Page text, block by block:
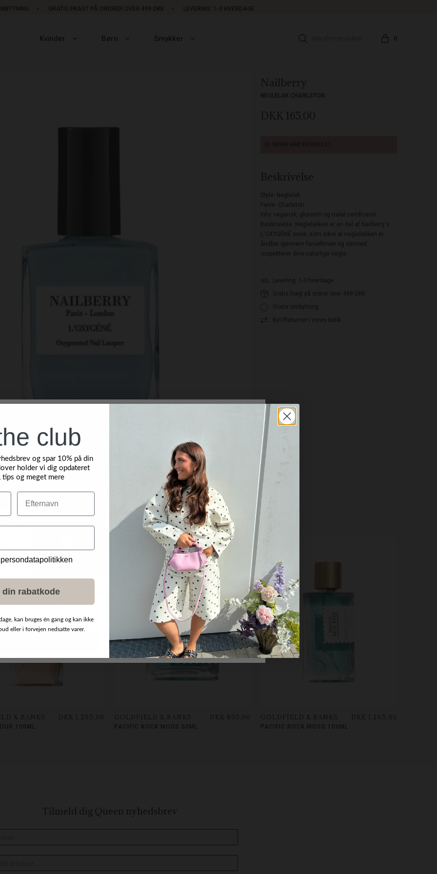
GRATIS FRAGT PÅ ORDRER OVER 499 DKK LEVERING: 1-3 HVERDAGE
Kvinder Børn Smykker 0
Nailberry
NEGLELAK CHARLSTON
DKK 165,00
Beskrivelse
Style: Neglelak
Farve: Charlston
Info:
vegansk, glutenfri og Halal certificeret.
Beskrivelse: Neglelakken er en del af Nailberry's
L'OXYGÉNÉ serie, som sikre at neglelakken er
åndbar igennem farvefilmen og dermed
respekterer dine naturlige negle.
Levering: 1-3 hverdage
Gratis fragt på ordrer over 499 DKK
Gratis ombytning
Byt/Returner i vores butik
& BANKS
100ML
DKK 1.265,00 GOLDFIELD & BANKS
PACIFIC ROCK MOSS 50ML
DKK 895,00 GOLDFIELD & BANKS
PACIFIC ROCK MOSS 100ML
DKK 1.265,00
Tilmeld dig Queen nyhedsbrev
club
og spar 10% på din
holder vi dig opdateret
tips og meget mere
Efternavn
din rabatkode
kan bruges én gang og kan ikke
eller i forvejen nedsatte varer.